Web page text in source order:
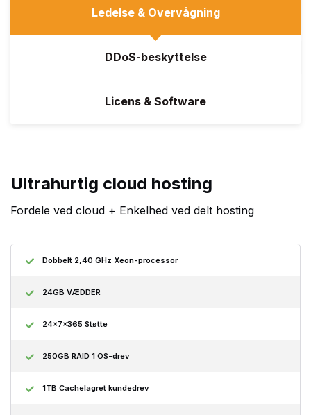
Ledelse & Overvågning
DDoS-beskyttelse
Licens & Software
Ultrahurtig cloud hosting
Fordele ved cloud + Enkelhed ved delt hosting
Dobbelt 2,40 GHz Xeon-processor
24GB VÆDDER
24x7x365 Støtte
250GB RAID 1 OS-drev
1TB Cachelagret kundedrev